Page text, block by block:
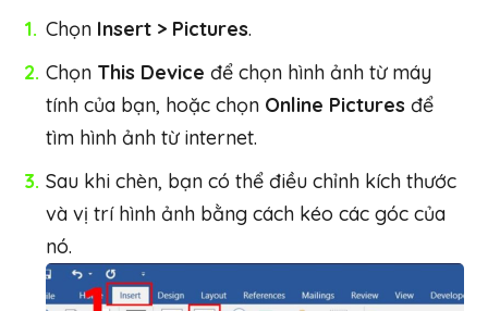
Chọn Insert > Pictures.
Chọn This Device để chọn hình ảnh từ máy
tính của bạn, hoặc chọn Online Pictures để
tìm hình ảnh từ internet.
Sau khi chèn, bạn có thể điều chỉnh kích thước
và vị trí hình ảnh bằng cách kéo các góc của
nó.